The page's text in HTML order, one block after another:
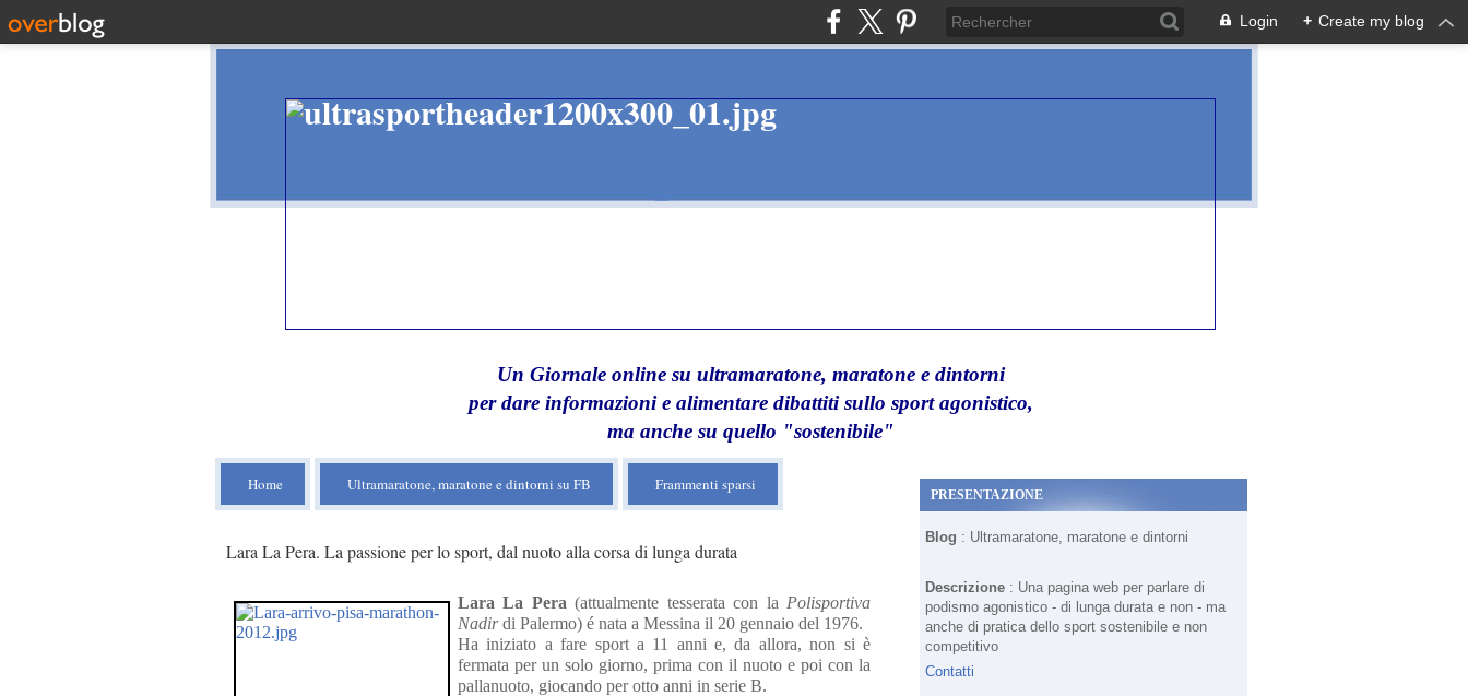
Login + Create my blog
Un Giornale online su ultramaratone, maratone e dintorni
per dare informazioni e alimentare dibattiti sullo sport agonistico,
ma anche su quello "sostenibile"
Home Ultramaratone, maratone e dintorni su FB Frammenti sparsi
Lara La Pera. La passione per lo sport, dal nuoto alla corsa di lunga durata
Lara La Pera (attualmente tesserata con la Polisportiva
Nadirdi Palermo) é nata a Messina il 20 gennaio del 1976.
Ha iniziato a fare sport a 11 anni e, da allora, non si è
fermata per un solo giorno, prima con il nuoto e poi con la
pallanuoto, giocando per otto anni in serie B.
PRESENTAZIONE
Blog : Ultramaratone, maratone e dintorni
Descrizione : Una pagina web per parlare di
podismo agonistico - di lunga durata e non - ma
anche di pratica dello sport sostenibile e non
competitivo
Contatti